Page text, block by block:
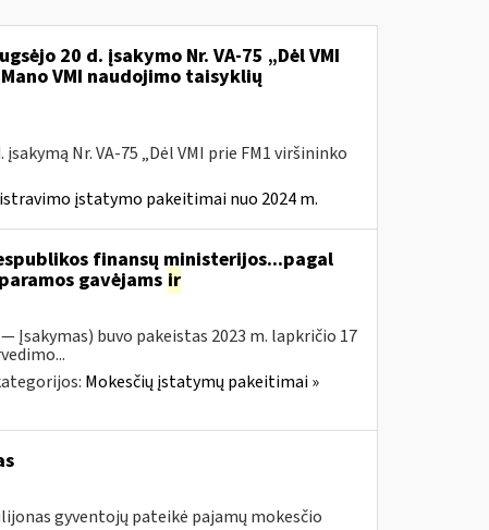
20 d. įsakymo Nr. VA-75 „Dėl VMI
VMI naudojimo taisyklių
Nr. VA-75 „Dėl VMI prie FM1 viršininko
įstatymo pakeitimai nuo 2024 m.
finansų ministerijos...pagal
gavėjams ir
Įsakymas) buvo pakeistas 2023 m. lapkričio 17
Mokesčių įstatymų pakeitimai »
gyventojų pateikė pajamų mokesčio